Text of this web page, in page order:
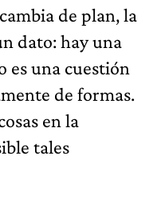
de plan, la
dato: hay una
es una cuestión
de formas.
en la
tales